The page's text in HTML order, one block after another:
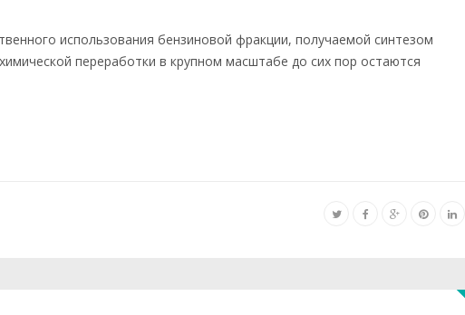
использования бензиновой фракции, получаемой синтезом
переработки в крупном масштабе до сих пор остаются